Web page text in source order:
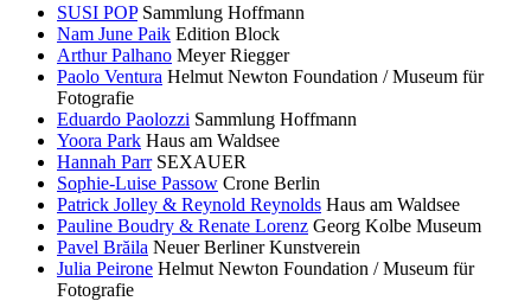
SUSI POP Sammlung Hoffmann
Nam June Paik Edition Block
Arthur Palhano Meyer Riegger
Paolo Ventura Helmut Newton Foundation / Museum für
Fotografie
Eduardo Paolozzi Sammlung Hoffmann
Yoora Park Haus am Waldsee
Hannah Parr SEXAUER
Sophie-Luise Passow Crone Berlin
Patrick Jolley & Reynold Reynolds Haus am Waldsee
Pauline Boudry & Renate Lorenz Georg Kolbe Museum
Pavel Brăila Neuer Berliner Kunstverein
Julia Peirone Helmut Newton Foundation / Museum für
Fotografie